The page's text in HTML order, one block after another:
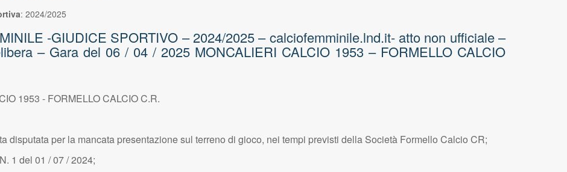
: 2024/2025
-GIUDICE SPORTIVO – 2024/2025 – calciofemminile.lnd.it- atto non ufficiale –
– Gara del 06 / 04 / 2025 MONCALIERI CALCIO 1953 – FORMELLO CALCIO
1953 - FORMELLO CALCIO C.R.
disputata per la mancata presentazione sul terreno di gioco, nei tempi previsti della Società Formello Calcio CR;
1 del 01 / 07 / 2024;